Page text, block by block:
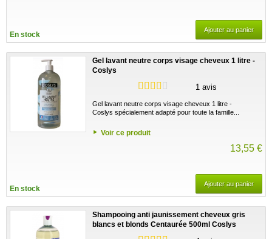
En stock
Ajouter au panier
Gel lavant neutre corps visage cheveux 1 litre -
Coslys
1 avis
Gel lavant neutre corps visage cheveux 1 litre -
Coslys spécialement adapté pour toute la famille...
Voir ce produit
13,55 €
En stock
Ajouter au panier
Shampooing anti jaunissement cheveux gris
blancs et blonds Centaurée 500ml Coslys